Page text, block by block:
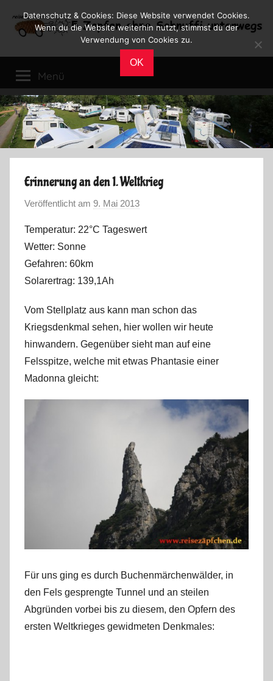
Inhalt
Reiseblog
Leben
im
Wohnmobil
Menü
Erinnerung an den 1. Weltkrieg
Veröffentlicht am 9. Mai 2013
n
u
s
Temperatur: 22°C Tageswert
Wetter: Sonne
Gefahren: 60km
Solarertrag: 139,1Ah
Vom Stellplatz aus kann man schon das
Kriegsdenkmal sehen, hier wollen wir heute
hinwandern. Gegenüber sieht man auf eine
Felsspitze, welche mit etwas Phantasie einer
Madonna gleicht:
Für uns ging es durch Buchenmärchenwälder, in
den Fels gesprengte Tunnel und an steilen
Abgründen vorbei bis zu diesem, den Opfern des
ersten Weltkrieges gewidmeten Denkmales:
Datenschutz & Cookies: Diese Website verwendet Cookies.
Wenn du die Website weiterhin nutzt, stimmst du der
Verwendung von Cookies zu.
OK